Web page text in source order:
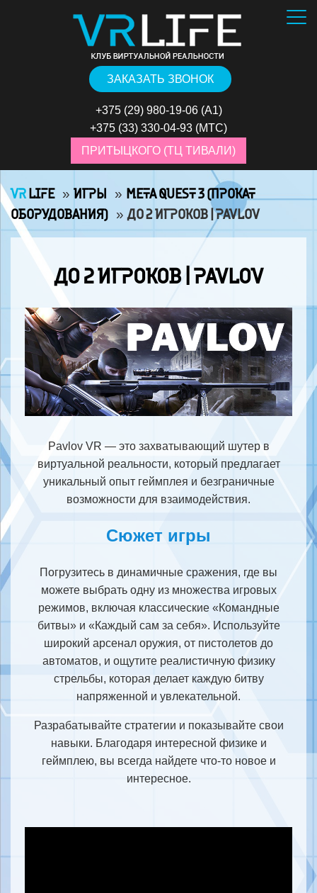
ЗАКАЗАТЬ ЗВОНОК
+375 (29) 980-19-06(А1)
+375 (33) 330-04-93 (МТС)
ПРИТЫЦКОГО (ТЦ ТИВАЛИ)
VR LIFE » ИГРЫ » META QUEST 3 (ПРОКАТ
ОБОРУДОВАНИЯ) »ДО 2 ИГРОКОВ | PAVLOV
ДО 2 ИГРОКОВ | PAVLOV
Pavlov VR — это захватывающий шутер в
виртуальной реальности, который предлагает
уникальный опыт геймплея и безграничные
возможности для взаимодействия.
Сюжет игры
Погрузитесь в динамичные сражения, где вы
можете выбрать одну из множества игровых
режимов, включая классические «Командные
битвы» и «Каждый сам за себя». Используйте
широкий арсенал оружия, от пистолетов до
автоматов, и ощутите реалистичную физику
стрельбы, которая делает каждую битву
напряженной и увлекательной.
Разрабатывайте стратегии и показывайте свои
навыки. Благодаря интересной физике и
геймплею, вы всегда найдете что-то новое и
интересное.